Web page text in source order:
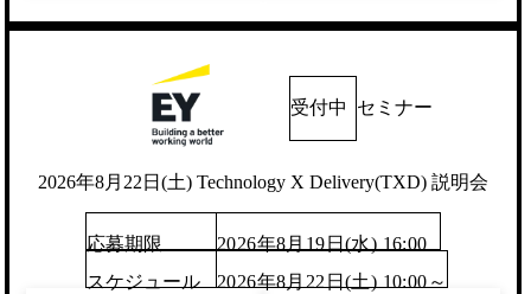
受付中 セミナー
2026年8月22日(土) Technology X Delivery(TXD) 説明会
応募期限
2026年8月19日(水) 16:00
スケジュール
2026年8月22日(土) 10:00～